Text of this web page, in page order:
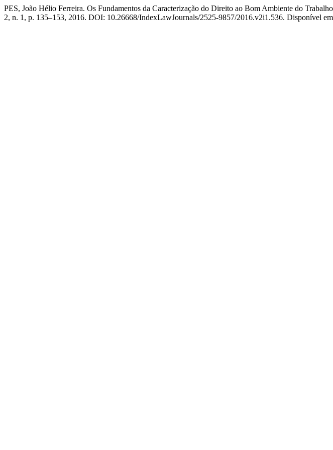
PES, João Hélio Ferreira. Os Fundamentos da Caracterização do Direito ao Bom Ambiente do
2, n. 1, p. 135–153, 2016. DOI: 10.26668/IndexLawJournals/2525-9857/2016.v2i1.536. Disponível